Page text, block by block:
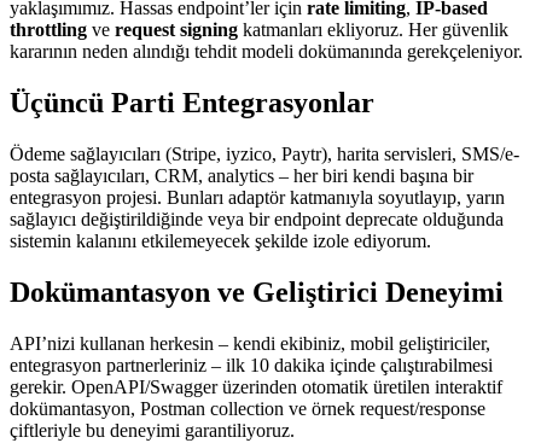
yaklaşımımız. Hassas endpoint’ler için rate limiting, IP-based
throttling ve request signing katmanları ekliyoruz. Her güvenlik
kararının neden alındığı tehdit modeli dokümanında gerekçeleniyor.
Üçüncü Parti Entegrasyonlar
Ödeme sağlayıcıları (Stripe, iyzico, Paytr), harita servisleri, SMS/e-
posta sağlayıcıları, CRM, analytics – her biri kendi başına bir
entegrasyon projesi. Bunları adaptör katmanıyla soyutlayıp, yarın
sağlayıcı değiştirildiğinde veya bir endpoint deprecate olduğunda
sistemin kalanını etkilemeyecek şekilde izole ediyorum.
Dokümantasyon ve Geliştirici Deneyimi
API’nizi kullanan herkesin – kendi ekibiniz, mobil geliştiriciler,
entegrasyon partnerleriniz – ilk 10 dakika içinde çalıştırabilmesi
gerekir. OpenAPI/Swagger üzerinden otomatik üretilen interaktif
dokümantasyon, Postman collection ve örnek request/response
çiftleriyle bu deneyimi garantiliyoruz.